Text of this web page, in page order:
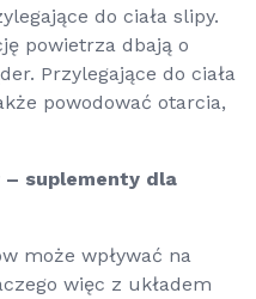
do ciała slipy.
powietrza dbają o
Przylegające do ciała
powodować otarcia,
– suplementy dla
może wpływać na
więc z układem